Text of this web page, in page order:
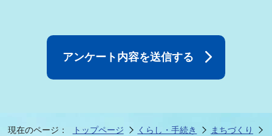
現在のページ： トップページ くらし・手続き
まちづくり